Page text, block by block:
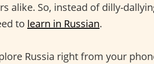
alike. So, instead of dilly-
to learn in Russian.
Russia right from your